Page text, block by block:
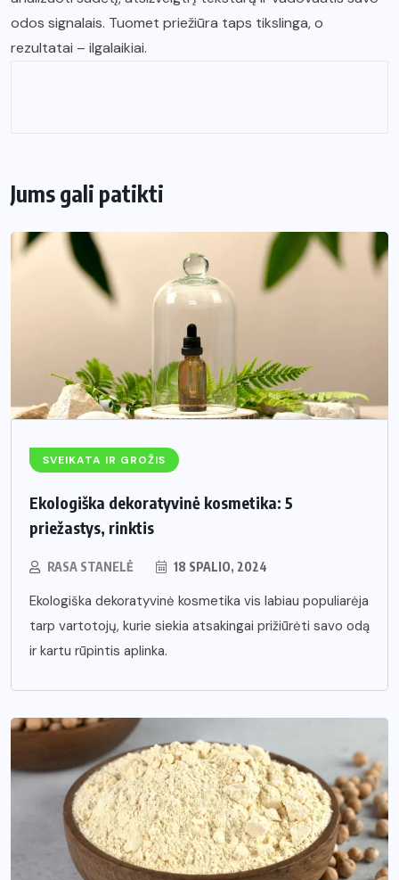
odos signalais. Tuomet priežiūra taps tikslinga, o
rezultatai – ilgalaikiai.
Jums gali patikti
SVEIKATA IR GROŽIS
Ekologiška dekoratyvinė kosmetika: 5
priežastys, rinktis
RASA STANELĖ 18 SPALIO, 2024
Ekologiška dekoratyvinė kosmetika vis labiau populiarėja
tarp vartotojų, kurie siekia atsakingai prižiūrėti savo odą
ir kartu rūpintis aplinka.